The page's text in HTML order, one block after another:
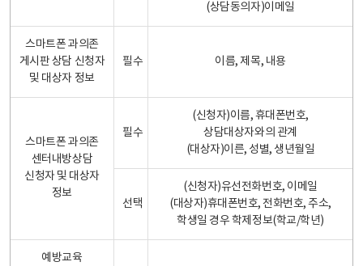
(상담동의자)이메일
스마트폰 과의존
게시판 상담 신청자
및 대상자 정보
필수 이름, 제목, 내용
스마트폰 과의존
센터내방상담
신청자 및 대상자
정보
필수
(신청자)이름, 휴대폰번호,
상담대상자와의 관계
(대상자)이른, 성별, 생년월일
선택
(신청자)유선전화번호, 이메일
(대상자)휴대폰번호, 전화번호, 주소,
학생일 경우 학제정보(학교/학년)
예방교육